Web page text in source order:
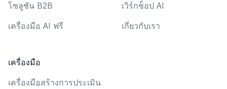
โซลูชัน B2B
เครื่องมือ AI ฟรี
เครื่องมือ
เครื่องมือสร้างการประเมิน
เวิร์กช็อป AI
เกี่ยวกับเรา